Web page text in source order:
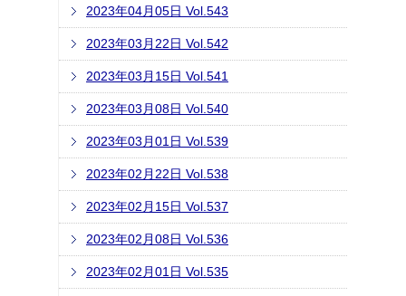
2023年04月05日 Vol.543
2023年03月22日 Vol.542
2023年03月15日 Vol.541
2023年03月08日 Vol.540
2023年03月01日 Vol.539
2023年02月22日 Vol.538
2023年02月15日 Vol.537
2023年02月08日 Vol.536
2023年02月01日 Vol.535